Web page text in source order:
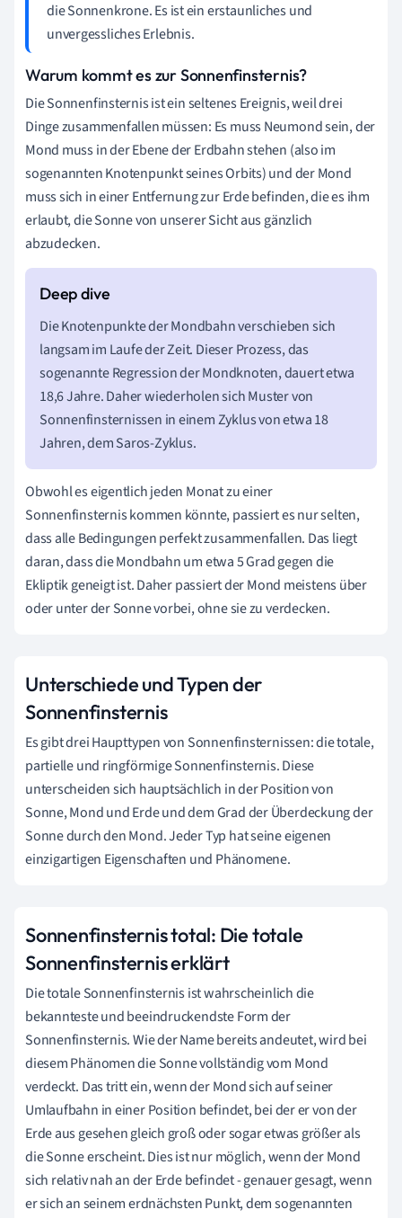
die Sonnenkrone. Es ist ein erstaunliches und
unvergessliches Erlebnis.
Warum kommt es zur Sonnenfinsternis?
Die Sonnenfinsternis ist ein seltenes Ereignis, weil drei
Dinge zusammenfallen müssen: Es muss Neumond sein, der
Mond muss in der Ebene der Erdbahn stehen (also im
sogenannten Knotenpunkt seines Orbits) und der Mond
muss sich in einer Entfernung zur Erde befinden, die es ihm
erlaubt, die Sonne von unserer Sicht aus gänzlich
abzudecken.
Die Knotenpunkte der Mondbahn verschieben sich
langsam im Laufe der Zeit. Dieser Prozess, das
sogenannte Regression der Mondknoten, dauert etwa
18,6 Jahre. Daher wiederholen sich Muster von
Sonnenfinsternissen in einem Zyklus von etwa 18
Jahren, dem Saros-Zyklus.
Obwohl es eigentlich jeden Monat zu einer
Sonnenfinsternis kommen könnte, passiert es nur selten,
dass alle Bedingungen perfekt zusammenfallen. Das liegt
daran, dass die Mondbahn um etwa 5 Grad gegen die
Ekliptik geneigt ist. Daher passiert der Mond meistens über
oder unter der Sonne vorbei, ohne sie zu verdecken.
Unterschiede und Typen der
Sonnenfinsternis
Es gibt drei Haupttypen von Sonnenfinsternissen: die totale,
partielle und ringförmige Sonnenfinsternis. Diese
unterscheiden sich hauptsächlich in der Position von
Sonne, Mond und Erde und dem Grad der Überdeckung der
Sonne durch den Mond. Jeder Typ hat seine eigenen
einzigartigen Eigenschaften und Phänomene.
Sonnenfinsternis total: Die totale
Sonnenfinsternis erklärt
Die totale Sonnenfinsternis ist wahrscheinlich die
bekannteste und beeindruckendste Form der
Sonnenfinsternis. Wie der Name bereits andeutet, wird bei
diesem Phänomen die Sonne vollständig vom Mond
verdeckt. Das tritt ein, wenn der Mond sich auf seiner
Umlaufbahn in einer Position befindet, bei der er von der
Erde aus gesehen gleich groß oder sogar etwas größer als
die Sonne erscheint. Dies ist nur möglich, wenn der Mond
sich relativ nah an der Erde befindet - genauer gesagt, wenn
er sich an seinem erdnächsten Punkt, dem sogenannten